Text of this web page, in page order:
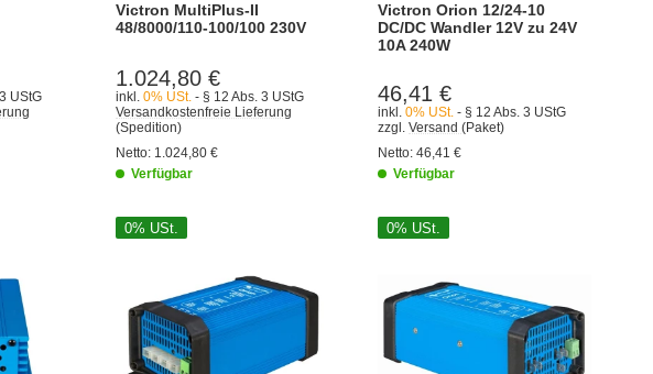
UStG
Victron MultiPlus-II
48/8000/110-100/100 230V
1.024,80 €
inkl. 0% USt. - § 12 Abs. 3 UStG
Versandkostenfreie Lieferung
(Spedition)
Netto: 1.024,80 €
Verfügbar
Victron Orion 12/24-10
DC/DC Wandler 12V zu 24V
10A 240W
46,41 €
inkl. 0% USt. - § 12 Abs. 3 UStG
zzgl. Versand (Paket)
Netto: 46,41 €
Verfügbar
0% USt. 0% USt.